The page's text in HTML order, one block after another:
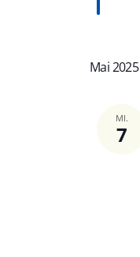
Mai 2025
MI.
7